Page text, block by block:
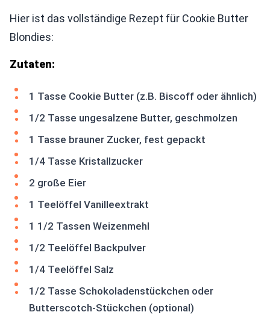
Hier ist das vollständige Rezept für Cookie Butter
Blondies:
Zutaten:
1 Tasse Cookie Butter (z.B. Biscoff oder ähnlich)
1/2 Tasse ungesalzene Butter, geschmolzen
1 Tasse brauner Zucker, fest gepackt
1/4 Tasse Kristallzucker
2 große Eier
1 Teelöffel Vanilleextrakt
1 1/2 Tassen Weizenmehl
1/2 Teelöffel Backpulver
1/4 Teelöffel Salz
1/2 Tasse Schokoladenstückchen oder
Butterscotch-Stückchen (optional)